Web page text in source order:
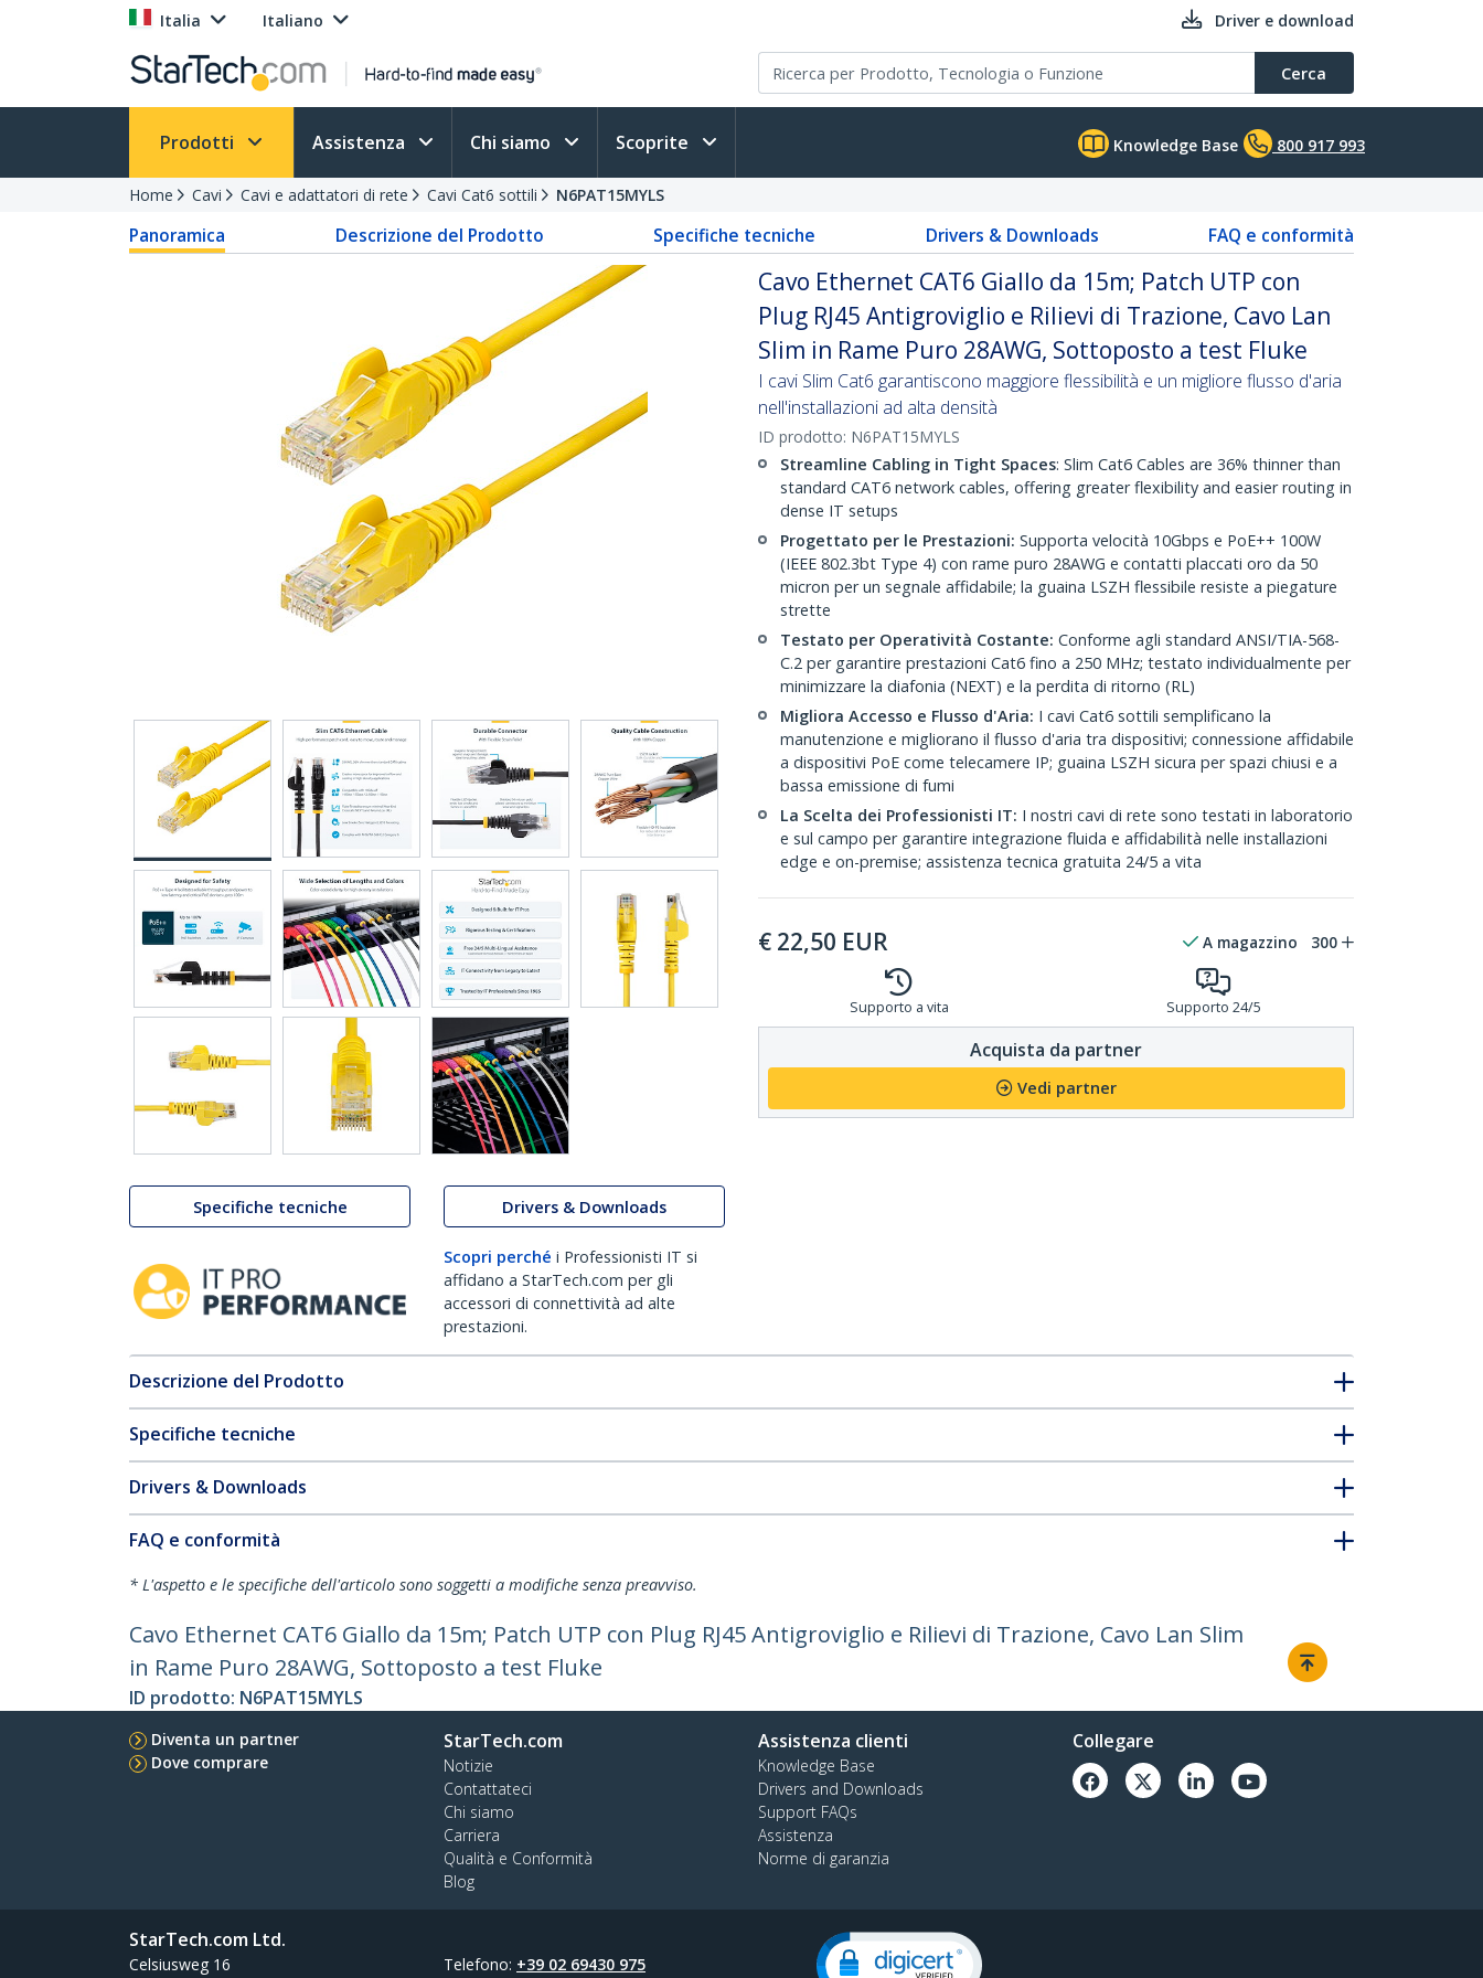
Italia Italiano Driver e download
Cerca
Prodotti Assistenza Chi siamo Scoprite Knowledge Base 800 917 993
Home Cavi Cavi e adattatori di rete Cavi Cat6 sottili N6PAT15MYLS
Panoramica Descrizione del Prodotto Specifiche tecniche Drivers & Downloads FAQ e conformità
Specifiche tecniche Drivers & Downloads
Scopri perché i Professionisti IT si
affidano a StarTech.com per gli
accessori di connettività ad alte
prestazioni.
Cavo Ethernet CAT6 Giallo da 15m; Patch UTP con
Plug RJ45 Antigroviglio e Rilievi di Trazione, Cavo Lan
Slim in Rame Puro 28AWG, Sottoposto a test Fluke
I cavi Slim Cat6 garantiscono maggiore flessibilità e un migliore flusso d'aria
nell'installazioni ad alta densità
ID prodotto: N6PAT15MYLS
Streamline Cabling in Tight Spaces: Slim Cat6 Cables are 36% thinner than
standard CAT6 network cables, offering greater flexibility and easier routing in
dense IT setups
Progettato per le Prestazioni: Supporta velocità 10Gbps e PoE++ 100W
(IEEE 802.3bt Type 4) con rame puro 28AWG e contatti placcati oro da 50
micron per un segnale affidabile; la guaina LSZH flessibile resiste a piegature
strette
Testato per Operatività Costante: Conforme agli standard ANSI/TIA-568-
C.2 per garantire prestazioni Cat6 fino a 250 MHz; testato individualmente per
minimizzare la diafonia (NEXT) e la perdita di ritorno (RL)
Migliora Accesso e Flusso d'Aria: I cavi Cat6 sottili semplificano la
manutenzione e migliorano il flusso d'aria tra dispositivi; connessione affidabile
a dispositivi PoE come telecamere IP; guaina LSZH sicura per spazi chiusi e a
bassa emissione di fumi
La Scelta dei Professionisti IT: I nostri cavi di rete sono testati in laboratorio
e sul campo per garantire integrazione fluida e affidabilità nelle installazioni
edge e on-premise; assistenza tecnica gratuita 24/5 a vita
€ 22,50 EUR A magazzino 300
Supporto a vita Supporto 24/5
Acquista da partner
Vedi partner
Descrizione del Prodotto
Specifiche tecniche
Drivers & Downloads
FAQ e conformità
* L'aspetto e le specifiche dell'articolo sono soggetti a modifiche senza preavviso.
Cavo Ethernet CAT6 Giallo da 15m; Patch UTP con Plug RJ45 Antigroviglio e Rilievi di Trazione, Cavo Lan Slim
in Rame Puro 28AWG, Sottoposto a test Fluke
ID prodotto: N6PAT15MYLS
Diventa un partner
Dove comprare
StarTech.com
Notizie
Contattateci
Chi siamo
Carriera
Qualità e Conformità
Blog
Assistenza clienti
Knowledge Base
Drivers and Downloads
Support FAQs
Assistenza
Norme di garanzia
Collegare
StarTech.com Ltd.
Celsiusweg 16
Telefono: +39 02 69430 975